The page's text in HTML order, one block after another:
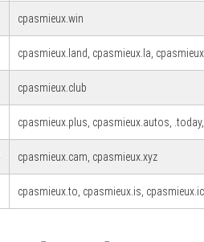
cpasmieux.win
cpasmieux.land, cpasmieux.la,
cpasmieux.club
cpasmieux.plus, cpasmieux.autos,
cpasmieux.cam, cpasmieux.xyz
cpasmieux.to, cpasmieux.is,